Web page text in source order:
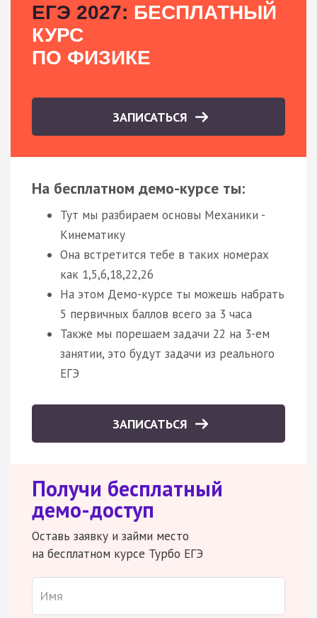
ЕГЭ 2027: БЕСПЛАТНЫЙ
КУРС
ПО ФИЗИКЕ
ЗАПИСАТЬСЯ
На бесплатном демо-курсе ты:
Тут мы разбираем основы Механики -
Кинематику
Она встретится тебе в таких номерах
как 1,5,6,18,22,26
На этом Демо-курсе ты можешь набрать
5 первичных баллов всего за 3 часа
Также мы порешаем задачи 22 на 3-ем
занятии, это будут задачи из реального
ЕГЭ
ЗАПИСАТЬСЯ
Получи бесплатный
демо-доступ
Оставь заявку и займи место
на бесплатном курсе Турбо ЕГЭ